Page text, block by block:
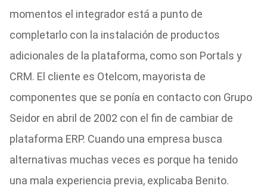
momentos el integrador está a punto de
completarlo con la instalación de productos
adicionales de la plataforma, como son Portals y
CRM. El cliente es Otelcom, mayorista de
componentes que se ponía en contacto con Grupo
Seidor en abril de 2002 con el fin de cambiar de
plataforma ERP. Cuando una empresa busca
alternativas muchas veces es porque ha tenido
una mala experiencia previa, explicaba Benito.